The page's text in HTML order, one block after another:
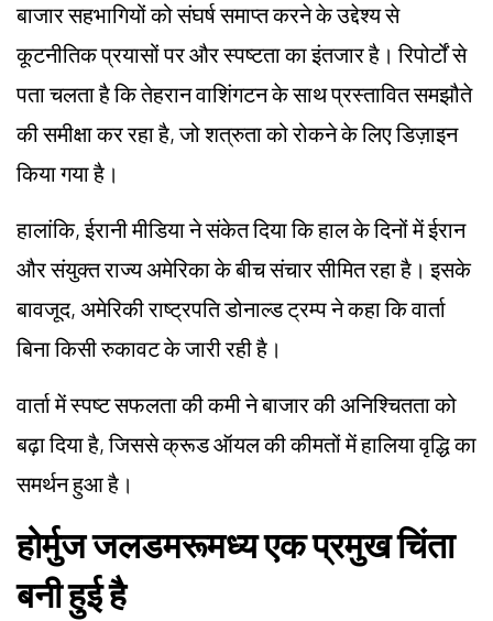
बाजार सहभागियों को संघर्ष समाप्त करने के उद्देश्य से
कूटनीतिक प्रयासों पर और स्पष्टता का इंतजार है। रिपोर्टों से
पता चलता है कि तेहरान वाशिंगटन के साथ प्रस्तावित समझौते
की समीक्षा कर रहा है, जो शत्रुता को रोकने के लिए डिज़ाइन
किया गया है।
हालांकि, ईरानी मीडिया ने संकेत दिया कि हाल के दिनों में ईरान
और संयुक्त राज्य अमेरिका के बीच संचार सीमित रहा है। इसके
बावजूद, अमेरिकी राष्ट्रपति डोनाल्ड ट्रम्प ने कहा कि वार्ता
बिना किसी रुकावट के जारी रही है।
वार्ता में स्पष्ट सफलता की कमी ने बाजार की अनिश्चितता को
बढ़ा दिया है, जिससे क्रूड ऑयल की कीमतों में हालिया वृद्धि का
समर्थन हुआ है।
होर्मुज जलडमरूमध्य एक प्रमुख चिंता
बनी हुई है